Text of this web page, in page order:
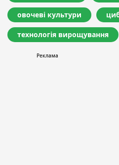
овочеві культури
технологія вирощування